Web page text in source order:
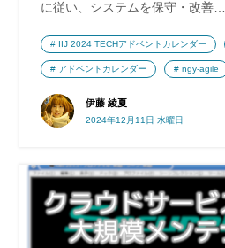
に従い、システムを保守・改善…
伊藤 綾夏
2024年12月11日 水曜日
IIJ 2024 TECHアドベントカレンダー
アドベントカレンダー ngy-agile